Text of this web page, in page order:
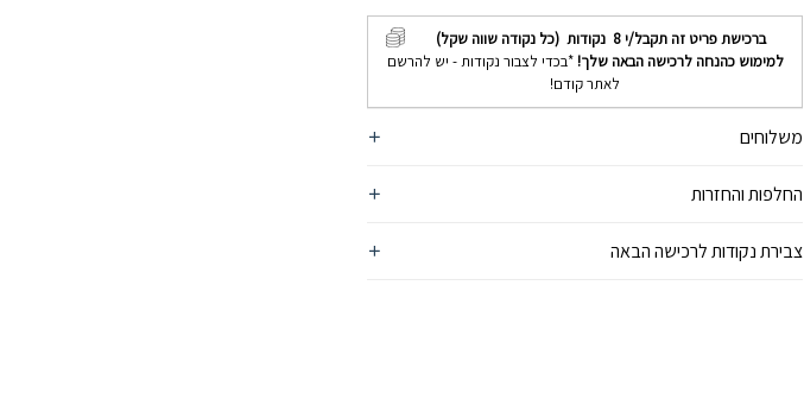
ברכישת פריט זה תקבל/י8 נקודות (כל נקודה שווה שקל)
למימוש כהנחה לרכישה הבאה שלך! *בכדי לצבור נקודות - יש להרשם
לאתר קודם!
משלוחים
החלפות והחזרות
צבירת נקודות לרכישה הבאה